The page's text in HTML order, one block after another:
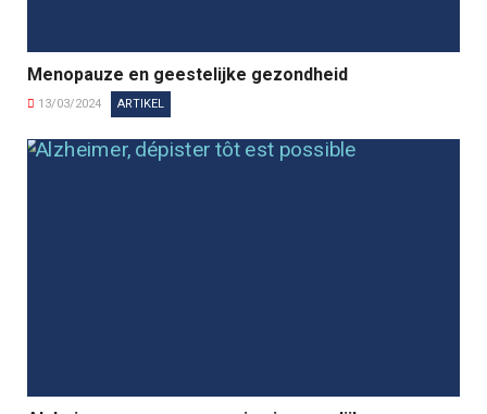
Menopauze en geestelijke gezondheid
13/03/2024 ARTIKEL